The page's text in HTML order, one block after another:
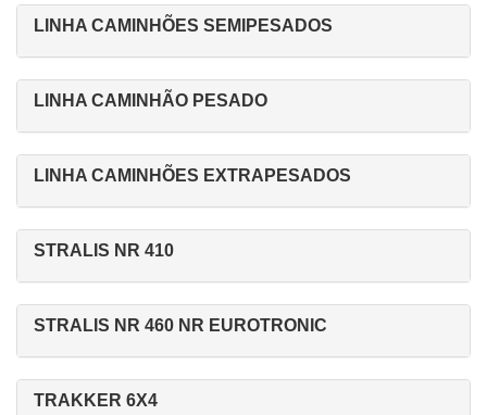
LINHA CAMINHÕES SEMIPESADOS
LINHA CAMINHÃO PESADO
LINHA CAMINHÕES EXTRAPESADOS
STRALIS NR 410
STRALIS NR 460 NR EUROTRONIC
TRAKKER 6X4